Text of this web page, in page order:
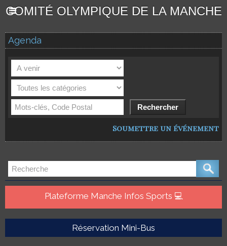
COMITÉ OLYMPIQUE DE LA MANCHE
Agenda
Soumettre un événement
Plateforme Manche Infos Sports 💻
Réservation Mini-Bus